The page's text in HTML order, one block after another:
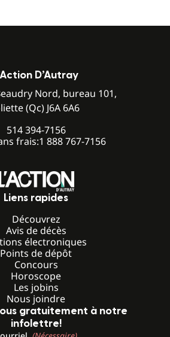
D’Autray
Nord, bureau 101,
(Qc) J6A 6A6
514 394-7156
frais:1 888 767-7156
Liens rapides
Découvrez
Avis de décès
électroniques
Points de dépôt
Concours
Horoscope
Les jobins
Nous joindre
gratuitement à notre
infolettre!